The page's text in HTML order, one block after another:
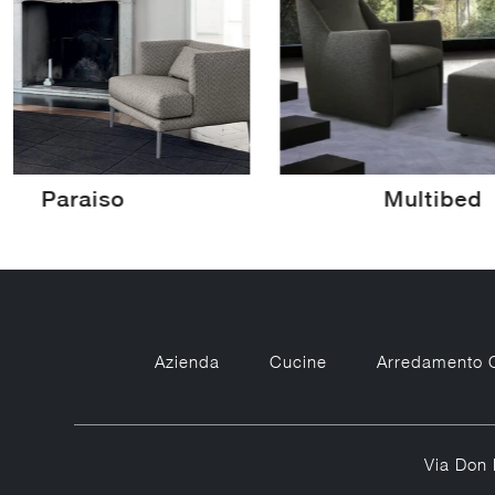
Paraiso Multibed
Azienda Cucine Arredamento
Via Don